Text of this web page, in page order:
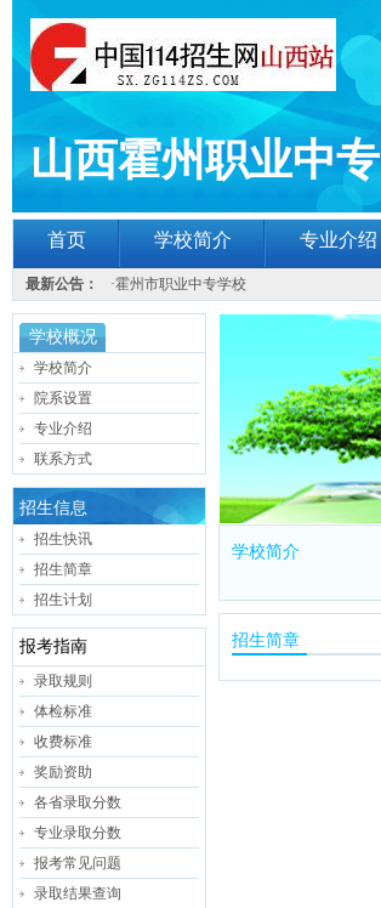
山西霍州职业中专
首页 学校简介 专业介绍
最新公告： ·霍州市职业中专学校
学校概况
学校简介
院系设置
专业介绍
联系方式
招生信息
招生快讯
招生简章
招生计划
报考指南
录取规则
体检标准
收费标准
奖励资助
各省录取分数
专业录取分数
报考常见问题
录取结果查询
学校简介
招生简章